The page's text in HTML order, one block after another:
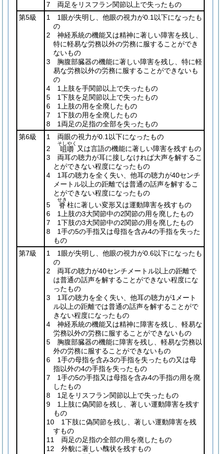
7 両足をリスフラン関節以上で失ったもの
第5級
1 1眼が失明し、他眼の視力が0.1以下になったも
の
2 神経系統の機能又は精神に著しい障害を残し、
特に軽易な労務以外の労務に服することができ
ないもの
3 胸腹部臓器の機能に著しい障害を残し、特に軽
易な労務以外の労務に服することができないも
の
4 1上肢を手関節以上で失ったもの
5 1下肢を足関節以上で失ったもの
6 1上肢の用を全廃したもの
7 1下肢の用を全廃したもの
8 1両足の足指の全部を失ったもの
第6級
1 両眼の視力が0.1以下になったもの
2
咀嚼
そしやく
又は言語の機能に著しい障害を残すもの
3 両耳の聴力が耳に接しなければ大声を解するこ
とができない程度になったもの
4 1耳の聴力を全く失い、他耳の聴力が40センチ
メートル以上の距離では普通の話声を解するこ
とができない程度になったもの
5
脊
せき
柱に著しい変形又は運動障害を残すもの
6 1上肢の3大関節中の2関節の用を廃したもの
7 1下肢の3大関節中の2関節の用を廃したもの
8 1手の5の手指又は母指を含み4の手指を失った
もの
第7級
1 1眼が失明し、他眼の視力が0.6以下になったも
の
2 両耳の聴力が40センチメートル以上の距離で
は普通の話声を解することができない程度にな
ったもの
3 1耳の聴力を全く失い、他耳の聴力が1メート
ル以上の距離では普通の話声を解することがで
きない程度になったもの
4 神経系統の機能又は精神に障害を残し、軽易な
労務以外の労務に服することができないもの
5 胸腹部臓器の機能に障害を残し、軽易な労務以
外の労務に服することができないもの
6 1手の母指を含み3の手指を失ったもの又は母
指以外の4の手指を失ったもの
7 1手の5の手指又は母指を含み4の手指の用を廃
したもの
8 1足をリスフラン関節以上で失ったもの
9 1上肢に偽関節を残し、著しい運動障害を残す
もの
10 1下肢に偽関節を残し、著しい運動障害を残
すもの
11 両足の足指の全部の用を廃したもの
12 外貌に著しい醜状を残すもの